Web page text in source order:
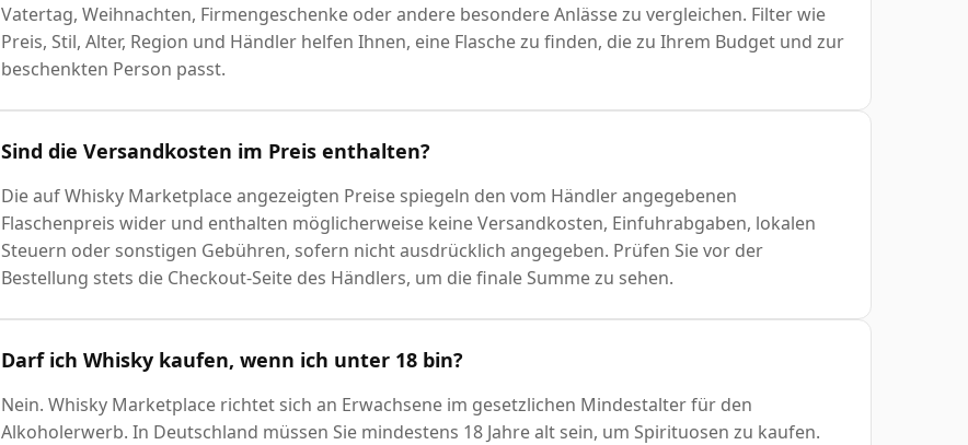
Vatertag, Weihnachten, Firmengeschenke oder andere besondere Anlässe zu vergleichen. Filter wie
Preis, Stil, Alter, Region und Händler helfen Ihnen, eine Flasche zu finden, die zu Ihrem Budget und zur
beschenkten Person passt.
Sind die Versandkosten im Preis enthalten?
Die auf Whisky Marketplace angezeigten Preise spiegeln den vom Händler angegebenen
Flaschenpreis wider und enthalten möglicherweise keine Versandkosten, Einfuhrabgaben, lokalen
Steuern oder sonstigen Gebühren, sofern nicht ausdrücklich angegeben. Prüfen Sie vor der
Bestellung stets die Checkout-Seite des Händlers, um die finale Summe zu sehen.
Darf ich Whisky kaufen, wenn ich unter 18 bin?
Nein. Whisky Marketplace richtet sich an Erwachsene im gesetzlichen Mindestalter für den
Alkoholerwerb. In Deutschland müssen Sie mindestens 18 Jahre alt sein, um Spirituosen zu kaufen.